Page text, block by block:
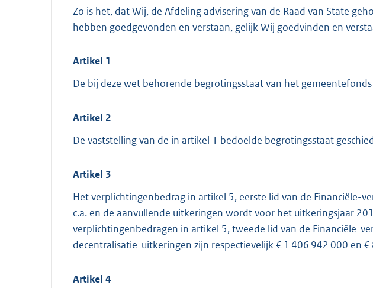
:
5
Zo is het, dat Wij, de Afdeling advisering van de Raad van State
hebben goedgevonden en verstaan, gelijk Wij goedvinden en
Artikel 1
De bij deze wet behorende begrotingsstaat van het
Artikel 2
De vaststelling van de in artikel 1 bedoelde begrotingsstaat
Artikel 3
Het verplichtingenbedrag in artikel 5, eerste lid van de Financiële-
c.a. en de aanvullende uitkeringen wordt voor het uitkeringsjaar
verplichtingenbedragen in artikel 5, tweede lid van de Financiële-
decentralisatie-uitkeringen zijn respectievelijk € 1 406 942 000 en
Artikel 4